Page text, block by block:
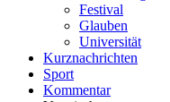
Festival
Glauben
Universität
Kurznachrichten
Sport
Kommentar